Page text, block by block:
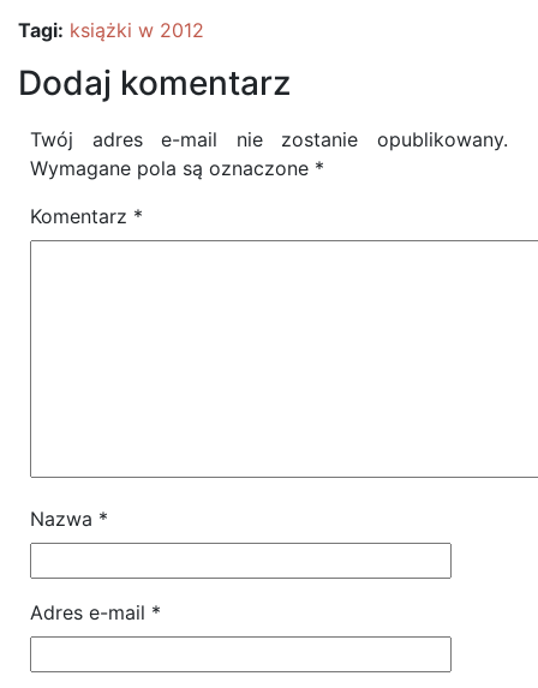
Tagi: książki w 2012
Dodaj komentarz
Twój adres e-mail nie zostanie opublikowany.
Wymagane pola są oznaczone *
Komentarz *
Nazwa *
Adres e-mail *